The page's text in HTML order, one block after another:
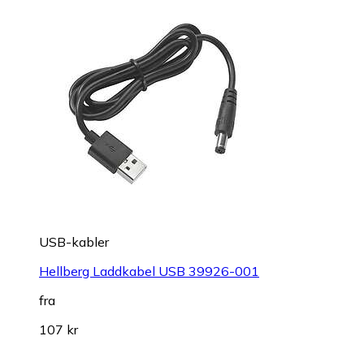
USB-kabler
Hellberg Laddkabel USB 39926-001
fra
107 kr